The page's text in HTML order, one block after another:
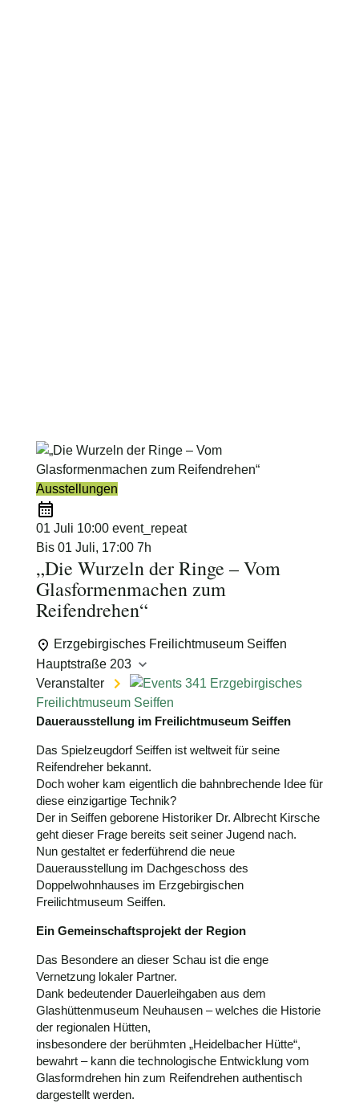
Ausstellungen
01 Juli 10:00 event_repeat
Bis 01 Juli, 17:00 7h
„Die Wurzeln der Ringe – Vom
Glasformenmachen zum
Reifendrehen“
Erzgebirgisches Freilichtmuseum Seiffen
Hauptstraße 203
Veranstalter
Erzgebirgisches
Freilichtmuseum Seiffen
Dauerausstellung im Freilichtmuseum Seiffen
Das Spielzeugdorf Seiffen ist weltweit für seine
Reifendreher bekannt.
Doch woher kam eigentlich die bahnbrechende Idee für
diese einzigartige Technik?
Der in Seiffen geborene Historiker Dr. Albrecht Kirsche
geht dieser Frage bereits seit seiner Jugend nach.
Nun gestaltet er federführend die neue
Dauerausstellung im Dachgeschoss des
Doppelwohnhauses im Erzgebirgischen
Freilichtmuseum Seiffen.
Ein Gemeinschaftsprojekt der Region
Das Besondere an dieser Schau ist die enge
Vernetzung lokaler Partner.
Dank bedeutender Dauerleihgaben aus dem
Glashüttenmuseum Neuhausen – welches die Historie
der regionalen Hütten,
insbesondere der berühmten „Heidelbacher Hütte“,
bewahrt – kann die technologische Entwicklung vom
Glasformdrehen hin zum Reifendrehen authentisch
dargestellt werden.